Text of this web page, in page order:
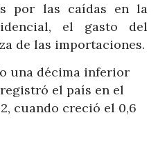
por las caídas en la
el gasto del
de las importaciones.
una décima inferior
el país en el
cuando creció el 0,6